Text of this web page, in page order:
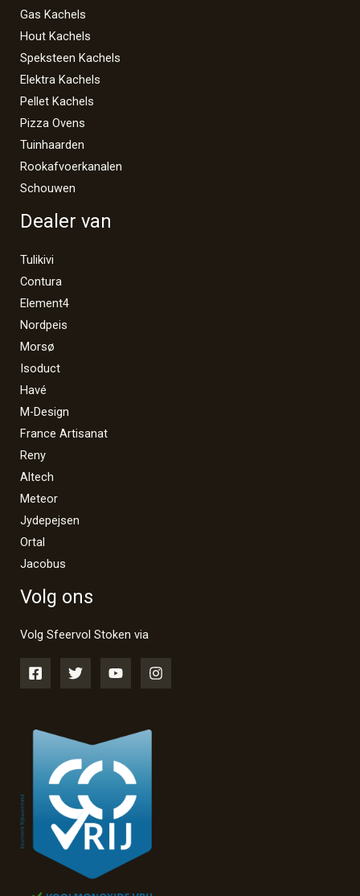
Gas Kachels
Hout Kachels
Speksteen Kachels
Elektra Kachels
Pellet Kachels
Pizza Ovens
Tuinhaarden
Rookafvoerkanalen
Schouwen
Dealer van
Tulikivi
Contura
Element4
Nordpeis
Morsø
Isoduct
Havé
M-Design
France Artisanat
Reny
Altech
Meteor
Jydepejsen
Ortal
Jacobus
Volg ons
Volg Sfeervol Stoken via